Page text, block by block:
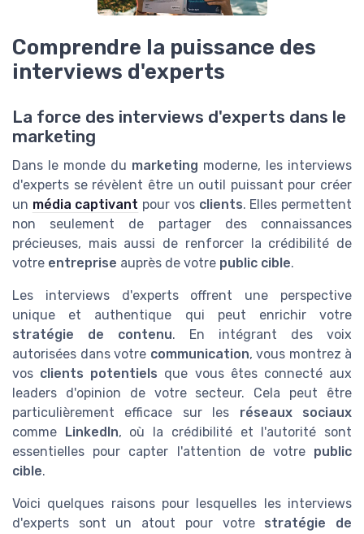
Comprendre la puissance des
interviews d'experts
La force des interviews d'experts dans le
marketing
Dans le monde du marketing moderne, les interviews
d'experts se révèlent être un outil puissant pour créer
un média captivant pour vos clients. Elles permettent
non seulement de partager des connaissances
précieuses, mais aussi de renforcer la crédibilité de
votre entreprise auprès de votre public cible.
Les interviews d'experts offrent une perspective
unique et authentique qui peut enrichir votre
stratégie de contenu. En intégrant des voix
autorisées dans votre communication, vous montrez à
vos clients potentiels que vous êtes connecté aux
leaders d'opinion de votre secteur. Cela peut être
particulièrement efficace sur les réseaux sociaux
comme LinkedIn, où la crédibilité et l'autorité sont
essentielles pour capter l'attention de votre public
cible.
Voici quelques raisons pour lesquelles les interviews
d'experts sont un atout pour votre stratégie de